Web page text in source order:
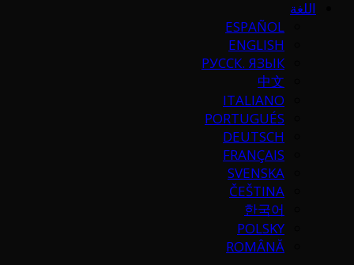
اللغة
ESPAÑOL
ENGLISH
РУССК. ЯЗЫК
中文
ITALIANO
PORTUGUÉS
DEUTSCH
FRANÇAIS
SVENSKA
ČEŠTINA
한국어
POLSKY
ROMÂNĂ